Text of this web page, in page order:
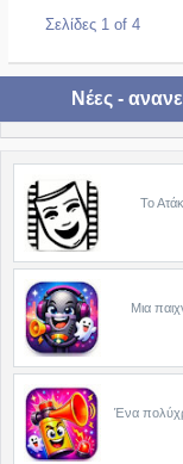
Σελίδες 1 of 4
Νέες -
Το
Μια
Ένα